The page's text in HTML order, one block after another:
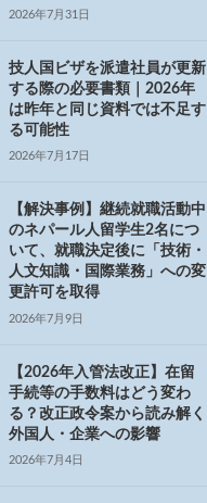
2026年7月31日
技人国ビザを派遣社員が更新
する際の必要書類｜2026年
は昨年と同じ資料では不足す
る可能性
2026年7月17日
【解決事例】継続就職活動中
のネパール人留学生2名につ
いて、就職決定後に「技術・
人文知識・国際業務」への変
更許可を取得
2026年7月9日
【2026年入管法改正】在留
手続等の手数料はどう変わ
る？改正政令案から読み解く
外国人・企業への影響
2026年7月4日